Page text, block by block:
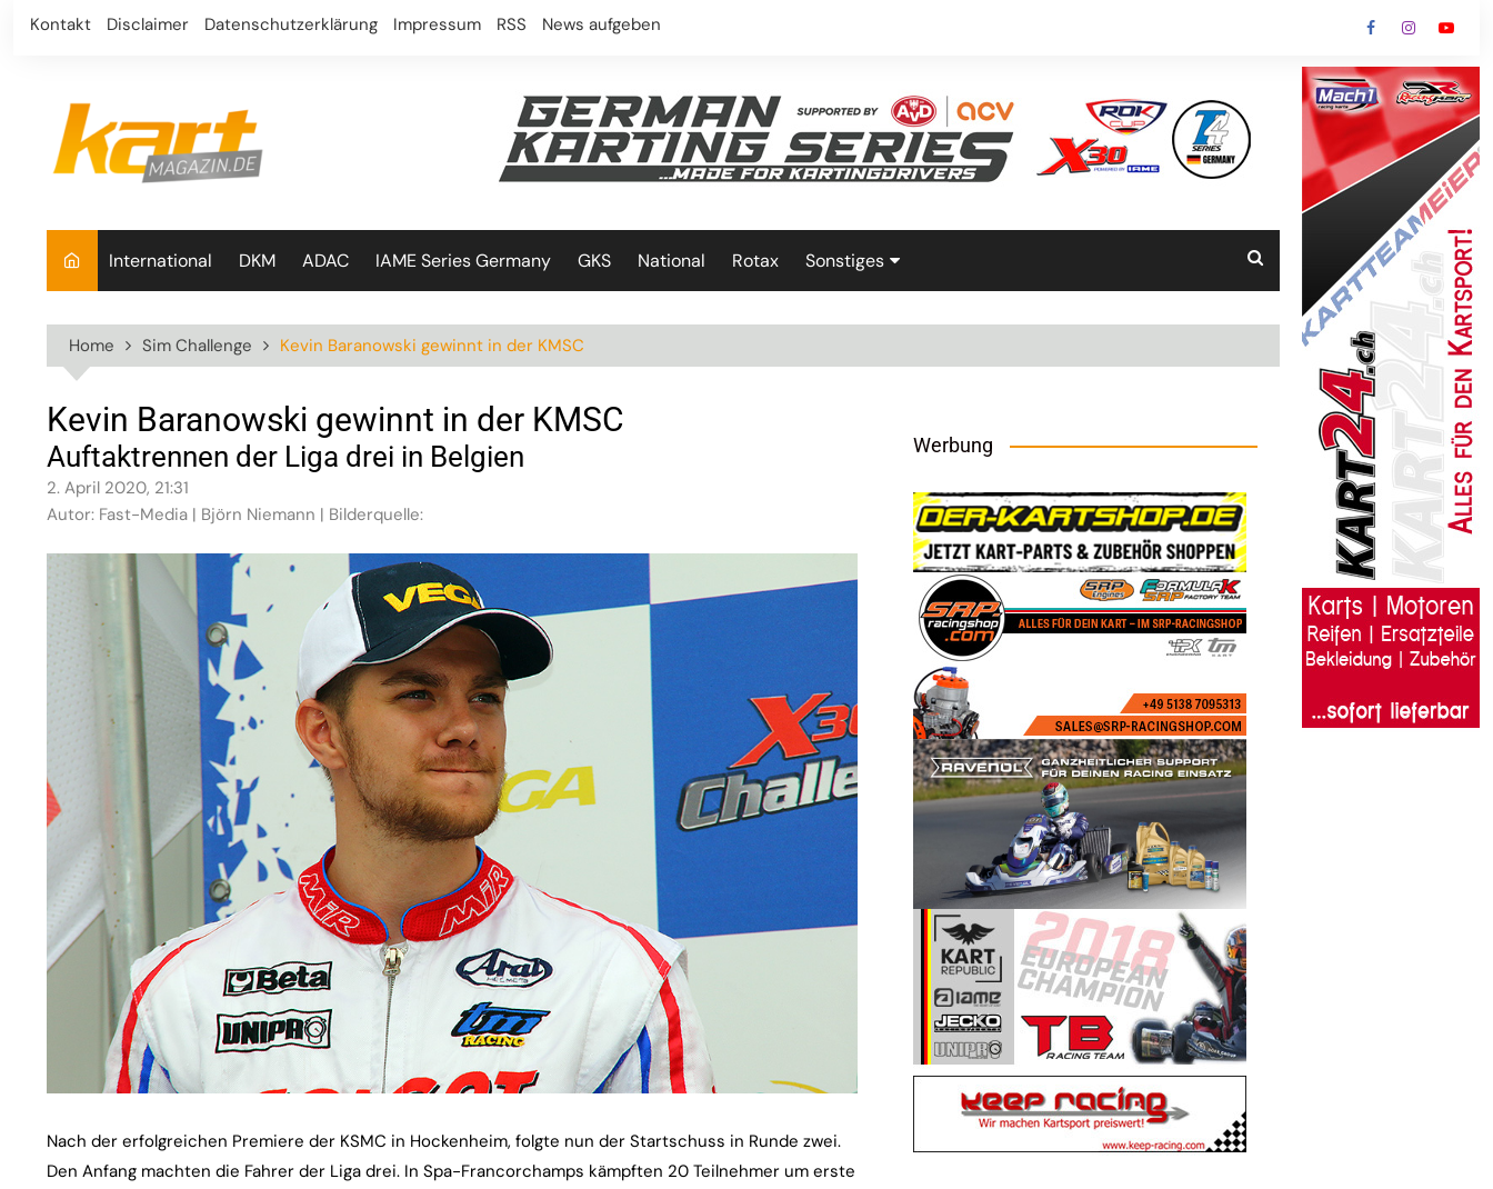
Skip
Kontakt Disclaimer Datenschutzerklärung Impressum RSS News aufgeben
International DKM ADAC IAME Series Germany GKS National Rotax Sonstiges
Home Sim Challenge Kevin Baranowski gewinnt in der KMSC
Kevin Baranowski gewinnt in der KMSC
Auftaktrennen der Liga drei in Belgien
2. April 2020, 21:31
Autor: Fast-Media | Björn Niemann | Bilderquelle:
Nach der erfolgreichen Premiere der KSMC in Hockenheim, folgte nun der Startschuss in Runde zwei.
Den Anfang machten die Fahrer der Liga drei. In Spa-Francorchamps kämpften 20 Teilnehmer um erste
Werbung